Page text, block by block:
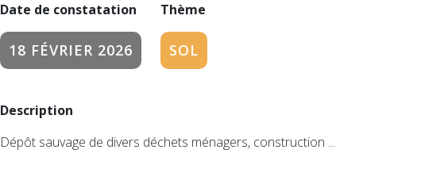
Date de constatation
18 FÉVRIER 2026
Thème
SOL
Description
Dépôt sauvage de divers déchets ménagers, construction ...